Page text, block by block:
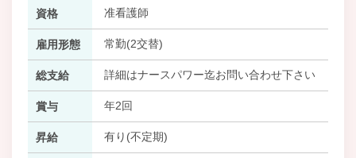
資格 准看護師
雇用形態 常勤(2交替)
総支給 詳細はナースパワー迄お問い合わせ下さい
賞与 年2回
昇給 有り(不定期)